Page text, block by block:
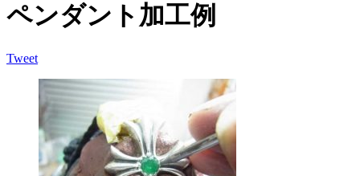
ペンダント加工例
Tweet